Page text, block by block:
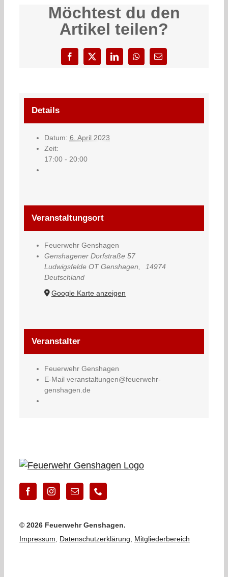
Möchtest du den
Artikel teilen?
Facebook
X LinkedInWhatsApp
E-
Mail
Details
Datum: 6. April 2023
Zeit:
17:00 - 20:00
Veranstaltungsort
Feuerwehr Genshagen
Genshagener Dorfstraße 57
Ludwigsfelde OT Genshagen
14974
Deutschland
Google Karte anzeigen
Veranstalter
Feuerwehr Genshagen
E-Mail veranstaltungen@feuerwehr-
genshagen.de
© 2026 Feuerwehr Genshagen.
Impressum
Datenschutzerklärung Mitgliederbereich